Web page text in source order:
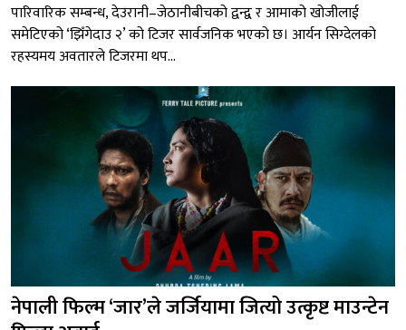
पारिवारिक सम्बन्ध, देउरानी–जेठानीबीचको द्वन्द्व र आमाको खोजीलाई
समेटिएको ‘झिँगेदाउ २’ को टिजर सार्वजनिक भएको छ। आर्यन सिग्देलको
रहस्यमय अवतारले टिजरमा थप...
नेपाली फिल्म ‘जार’ले जर्जियामा जित्यो उत्कृष्ट माउन्टेन